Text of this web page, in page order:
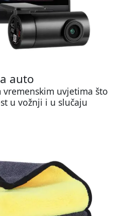
auto
vremenskim uvjetima što
u vožnji i u slučaju